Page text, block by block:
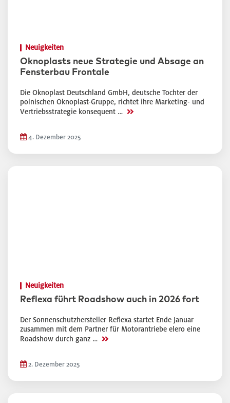
Neuigkeiten
Oknoplasts neue Strategie und Absage an
Fensterbau Frontale
Die Oknoplast Deutschland GmbH, deutsche Tochter der
polnischen Oknoplast-Gruppe, richtet ihre Marketing- und
Vertriebsstrategie konsequent … >>
4. Dezember 2025
Neuigkeiten
Reflexa führt Roadshow auch in 2026 fort
Der Sonnenschutzhersteller Reflexa startet Ende Januar
zusammen mit dem Partner für Motorantriebe elero eine
Roadshow durch ganz … >>
2. Dezember 2025